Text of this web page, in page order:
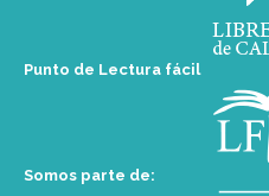
Punto de Lectura fácil
Somos parte de: